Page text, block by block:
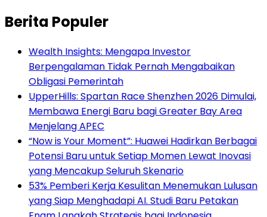
Berita Populer
Wealth Insights: Mengapa Investor
Berpengalaman Tidak Pernah Mengabaikan
Obligasi Pemerintah
UpperHills: Spartan Race Shenzhen 2026 Dimulai,
Membawa Energi Baru bagi Greater Bay Area
Menjelang APEC
“Now is Your Moment”: Huawei Hadirkan Berbagai
Potensi Baru untuk Setiap Momen Lewat Inovasi
yang Mencakup Seluruh Skenario
53% Pemberi Kerja Kesulitan Menemukan Lulusan
yang Siap Menghadapi AI. Studi Baru Petakan